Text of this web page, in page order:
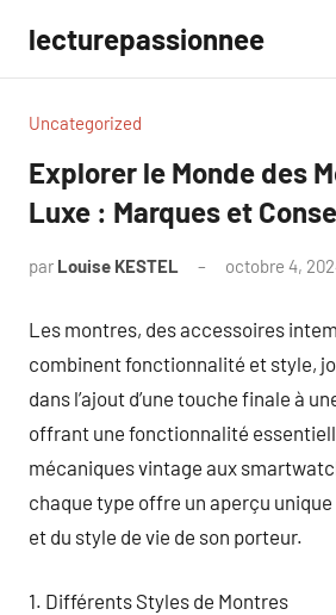
contenu
lecturepassionnee
Uncategorized
Explorer le Monde des
Luxe : Marques et
par Louise KESTEL octobre 4,
Les montres, des accessoires
combinent fonctionnalité et style,
dans l’ajout d’une touche finale à
offrant une fonctionnalité
mécaniques vintage aux
chaque type offre un aperçu
et du style de vie de son porteur.
1. Différents Styles de Montres